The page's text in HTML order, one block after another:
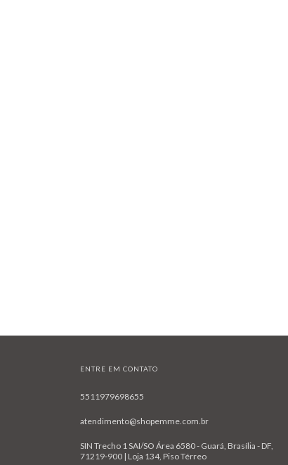
ENTRE EM CONTATO
5511979698655
atendimento@shopemme.com.br
SIN Trecho 1 SAI/SO Área 6580 - Guará, Brasília - DF,
71219-900 | Loja 134, Piso Térreo